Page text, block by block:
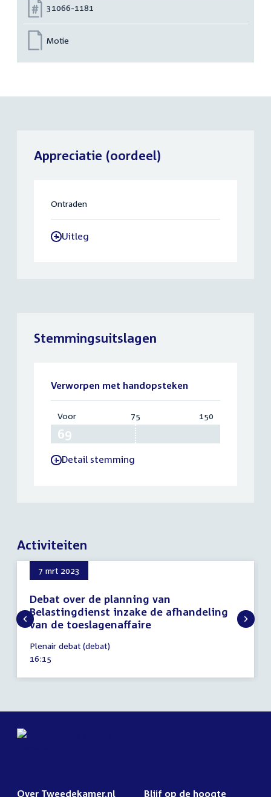
Nummer:
31066-1181
Motie
Appreciatie (oordeel)
Ontraden
-Uitleg
Stemmingsuitslagen
Verworpen met handopsteken
Voor:
75 150
-Detail stemming
Activiteiten
7 mrt 2023
Debat over de planning van
Belastingdienst inzake de afhandeling
van de toeslagenaffaire
maart
2023
Plenair debat (debat)
Tijd
16:15
Over Tweedekamer.nl Blijf op de hoogte